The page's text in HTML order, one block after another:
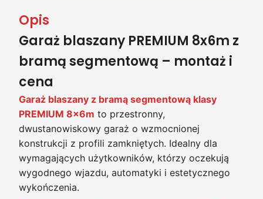
Opis
Garaż blaszany PREMIUM 8x6m z
bramą segmentową – montaż i
cena
Garaż blaszany z bramą segmentową klasy
PREMIUM 8x6m to przestronny,
dwustanowiskowy garaż o wzmocnionej
konstrukcji z profili zamkniętych. Idealny dla
wymagających użytkowników, którzy oczekują
wygodnego wjazdu, automatyki i estetycznego
wykończenia.